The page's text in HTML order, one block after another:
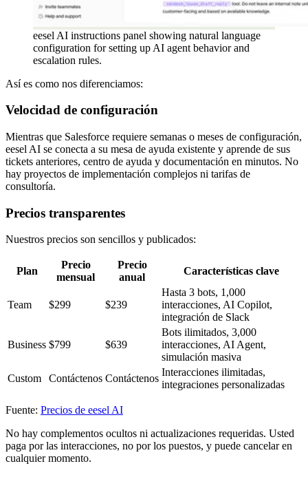
eesel AI instructions panel showing natural language
configuration for setting up AI agent behavior and
escalation rules.
Así es como nos diferenciamos:
Velocidad de configuración
Mientras que Salesforce requiere semanas o meses de configuración,
eesel AI se conecta a su mesa de ayuda existente y aprende de sus
tickets anteriores, centro de ayuda y documentación en minutos. No
hay proyectos de implementación complejos ni tarifas de
consultoría.
Precios transparentes
Nuestros precios son sencillos y publicados:
Plan
Precio
mensual
Precio
anual
Características clave
Team $299 $239
Hasta 3 bots, 1,000
interacciones, AI Copilot,
integración de Slack
Business $799 $639
Bots ilimitados, 3,000
interacciones, AI Agent,
simulación masiva
Custom
Contáctenos Contáctenos
Interacciones ilimitadas,
integraciones personalizadas
Fuente: Precios de eesel AI
No hay complementos ocultos ni actualizaciones requeridas. Usted
paga por las interacciones, no por los puestos, y puede cancelar en
cualquier momento.